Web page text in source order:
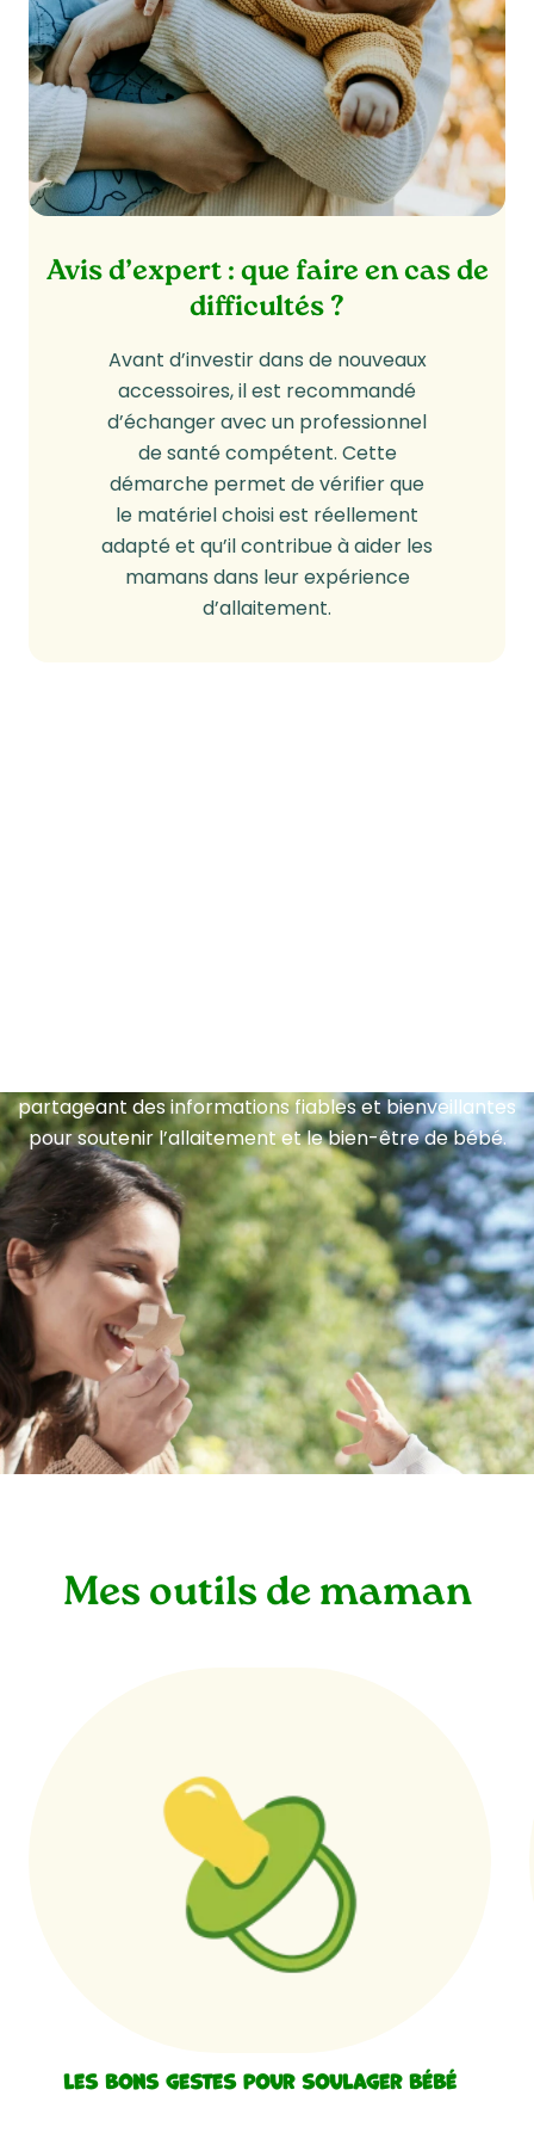
Avis d’expert : que faire en cas de
difficultés ?
Avant d’investir dans de nouveaux
accessoires, il est recommandé
d’échanger avec un professionnel
de santé compétent. Cette
démarche permet de vérifier que
le matériel choisi est réellement
adapté et qu’il contribue à aider les
mamans dans leur expérience
d’allaitement.
partageant des informations fiables et bienveillantes
pour soutenir l’allaitement et le bien-être de bébé.
Mes outils de maman
Les bons gestes pour soulager bébé